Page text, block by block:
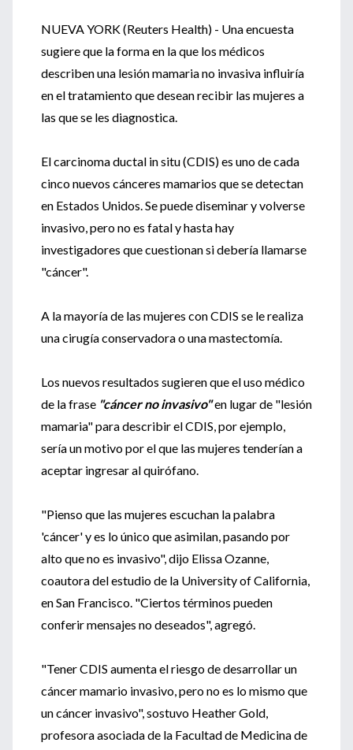
NUEVA YORK (Reuters Health) - Una encuesta
sugiere que la forma en la que los médicos
describen una lesión mamaria no invasiva influiría
en el tratamiento que desean recibir las mujeres a
las que se les diagnostica.
El carcinoma ductal in situ (CDIS) es uno de cada
cinco nuevos cánceres mamarios que se detectan
en Estados Unidos. Se puede diseminar y volverse
invasivo, pero no es fatal y hasta hay
investigadores que cuestionan si debería llamarse
"cáncer".
A la mayoría de las mujeres con CDIS se le realiza
una cirugía conservadora o una mastectomía.
Los nuevos resultados sugieren que el uso médico
de la frase "cáncer no invasivo"en lugar de "lesión
mamaria" para describir el CDIS, por ejemplo,
sería un motivo por el que las mujeres tenderían a
aceptar ingresar al quirófano.
"Pienso que las mujeres escuchan la palabra
'cáncer' y es lo único que asimilan, pasando por
alto que no es invasivo", dijo Elissa Ozanne,
coautora del estudio de la University of California,
en San Francisco. "Ciertos términos pueden
conferir mensajes no deseados", agregó.
"Tener CDIS aumenta el riesgo de desarrollar un
cáncer mamario invasivo, pero no es lo mismo que
un cáncer invasivo", sostuvo Heather Gold,
profesora asociada de la Facultad de Medicina de